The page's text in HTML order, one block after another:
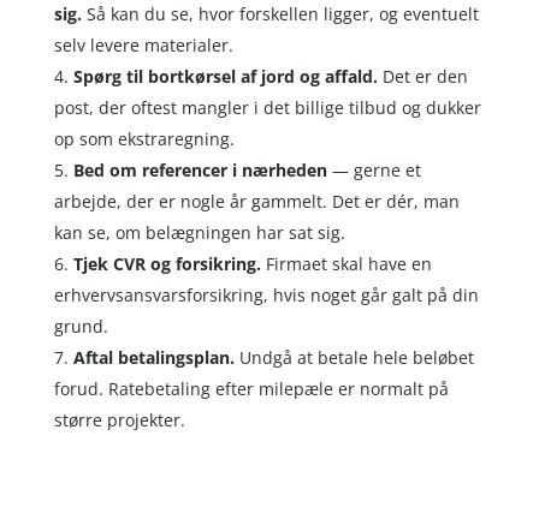
sig.Så kan du se, hvor forskellen ligger, og eventuelt
selv levere materialer.
Spørg til bortkørsel af jord og affald.Det er den
post, der oftest mangler i det billige tilbud og dukker
op som ekstraregning.
Bed om referencer i nærheden— gerne et
arbejde, der er nogle år gammelt. Det er dér, man
kan se, om belægningen har sat sig.
Tjek CVR og forsikring.Firmaet skal have en
erhvervsansvarsforsikring, hvis noget går galt på din
grund.
Aftal betalingsplan.Undgå at betale hele beløbet
forud. Ratebetaling efter milepæle er normalt på
større projekter.